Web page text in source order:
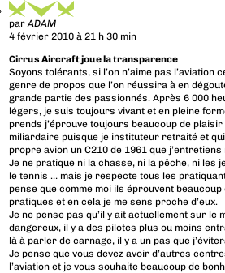
parADAM
4 février 2010 à 21 h 30 min
Cirrus Aircraft joue la transparence
Soyons tolérants, si l’on n’aime pas l’aviation
genre de propos que l’on réussira à en
grande partie des passionnés. Après 6 000
légers, je suis toujours vivant et en pleine
prends j’éprouve toujours beaucoup de plaisir
miliardaire puisque je instituteur retraité et
propre avion un C210 de 1961 que j’entretiens
Je ne pratique ni la chasse, ni la pêche, ni les
le tennis … mais je respecte tous les
pense que comme moi ils éprouvent
pratiques et en cela je me sens proche d’eux.
Je ne pense pas qu’il y ait actuellement sur le
dangereux, il y a des pilotes plus ou moins
là à parler de carnage, il y a un pas que
Je pense que vous devez avoir d’autres
l’aviation et je vous souhaite beaucoup de